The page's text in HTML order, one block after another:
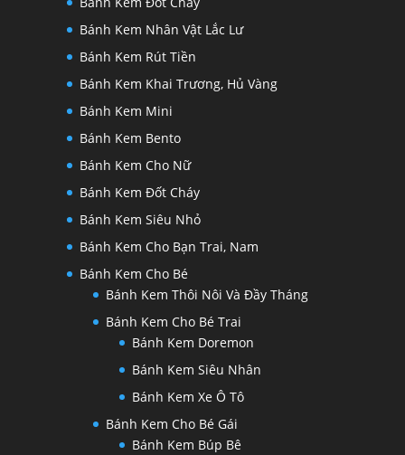
Bánh Kem Nhân Vật Lắc Lư
Bánh Kem Rút Tiền
Bánh Kem Khai Trương, Hủ Vàng
Bánh Kem Mini
Bánh Kem Bento
Bánh Kem Cho Nữ
Bánh Kem Đốt Cháy
Bánh Kem Siêu Nhỏ
Bánh Kem Cho Bạn Trai, Nam
Bánh Kem Cho Bé
Bánh Kem Thôi Nôi Và Đầy Tháng
Bánh Kem Cho Bé Trai
Bánh Kem Doremon
Bánh Kem Siêu Nhân
Bánh Kem Xe Ô Tô
Bánh Kem Cho Bé Gái
Bánh Kem Búp Bê